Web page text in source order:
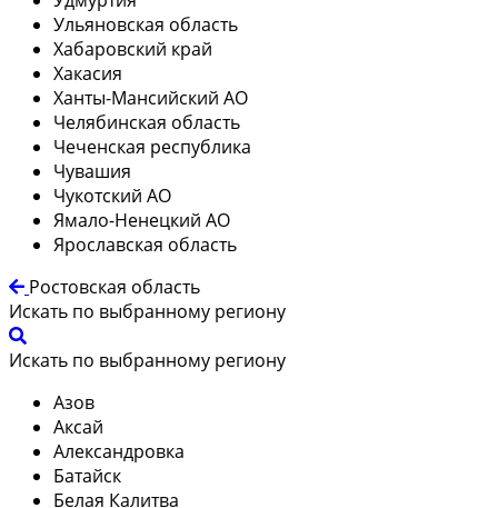
Ульяновская область
Хабаровский край
Хакасия
Ханты-Мансийский АО
Челябинская область
Чеченская республика
Чувашия
Чукотский АО
Ямало-Ненецкий АО
Ярославская область
Ростовская область
Искать по выбранному региону
Искать по выбранному региону
Азов
Аксай
Александровка
Батайск
Белая Калитва